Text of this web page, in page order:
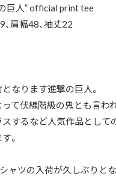
巨人” official print tee
、肩幅48、袖丈22
なります進撃の巨人。
て伏線階級の鬼とも言わ
するなど人気作品として
。
ャツの入荷が久しぶりとな